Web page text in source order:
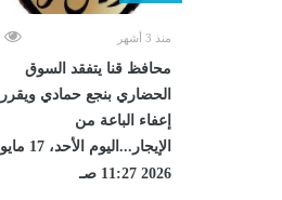
منذ 3 أشهر
محافظ قنا يتفقد السوق
الحضاري بنجع حمادي ويقرر
إعفاء الباعة من
الإيجار...اليوم الأحد، 17 مايو
2026 11:27 صـ